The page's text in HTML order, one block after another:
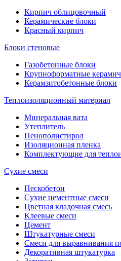
Кирпич облицовочный
Керамические блоки
Красный кирпич
Блоки стеновые
Газобетонные блоки
Крупноформатные
Керамзитобетонные блоки
Теплоизоляционный материал
Минеральная вата
Утеплитель
Пенополистирол
Изоляционная пленка
Комплектующие для
Сухие смеси
Пескобетон
Сухие цементные смеси
Цветная кладочная смесь
Клеевые смеси
Цемент
Штукатурные смеси
Смеси для выравнивания
Декоративная штукатурка